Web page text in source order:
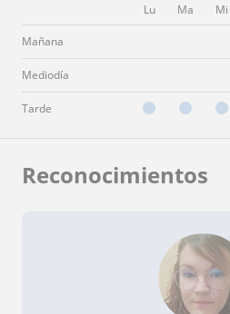
Lu Ma Mi
Mañana
Mediodía
Tarde
Reconocimientos